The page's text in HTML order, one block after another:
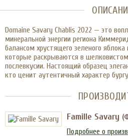
Domaine Savary Chablis 2022 — это
минеральной энергии региона
балансом хрустящего зеленого
которые раскрываются в
послевкусии. Настоящий образец
кто ценит аутентичный характер
Famille Savary
Подробнее о